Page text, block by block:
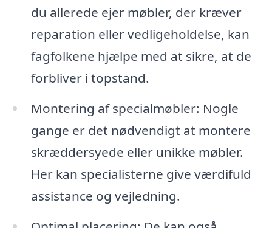
du allerede ejer møbler, der kræver
reparation eller vedligeholdelse, kan
fagfolkene hjælpe med at sikre, at de
forbliver i topstand.
Montering af specialmøbler: Nogle
gange er det nødvendigt at montere
skræddersyede eller unikke møbler.
Her kan specialisterne give værdifuld
assistance og vejledning.